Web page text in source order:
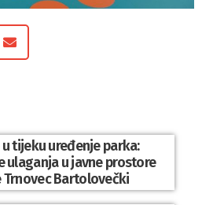
tijeku uređenje parka:
ulaganja u javne prostore
Bartolovečki